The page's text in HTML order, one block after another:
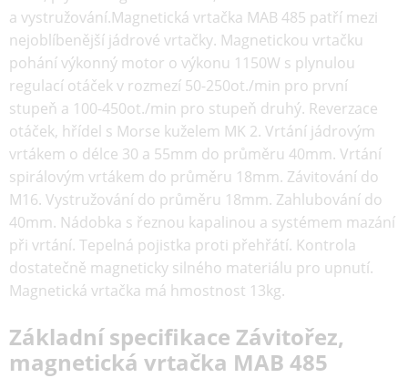
a vystružování.Magnetická vrtačka MAB 485 patří mezi
nejoblíbenější jádrové vrtačky. Magnetickou vrtačku
pohání výkonný motor o výkonu 1150W s plynulou
regulací otáček v rozmezí 50-250ot./min pro první
stupeň a 100-450ot./min pro stupeň druhý. Reverzace
otáček, hřídel s Morse kuželem MK 2. Vrtání jádrovým
vrtákem o délce 30 a 55mm do průměru 40mm. Vrtání
spirálovým vrtákem do průměru 18mm. Závitování do
M16. Vystružování do průměru 18mm. Zahlubování do
40mm. Nádobka s řeznou kapalinou a systémem mazání
při vrtání. Tepelná pojistka proti přehřátí. Kontrola
dostatečně magneticky silného materiálu pro upnutí.
Magnetická vrtačka má hmostnost 13kg.
Základní specifikace Závitořez,
magnetická vrtačka MAB 485